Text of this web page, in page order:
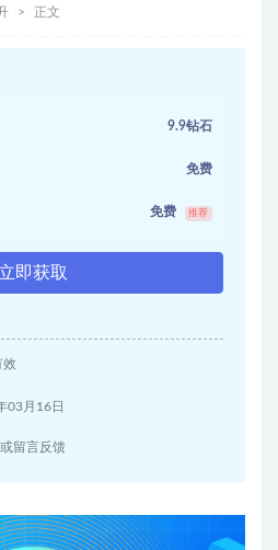
正文
9.9钻石
免费
免费 推荐
立即获取
效
03月16日
留言反馈